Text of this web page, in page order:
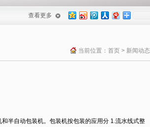
查看更多
当前位置： 首页 > 新闻动态
半自动包装机。包装机按包装的应用分 1.流水线式整